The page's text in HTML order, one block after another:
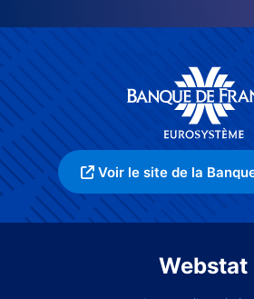
Voir le site de la
Webstat